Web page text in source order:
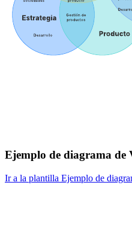
Ejemplo de diagrama de
Ir a la plantilla Ejemplo de